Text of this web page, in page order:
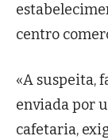
centro
«A suspeita,
enviada por
cafetaria,